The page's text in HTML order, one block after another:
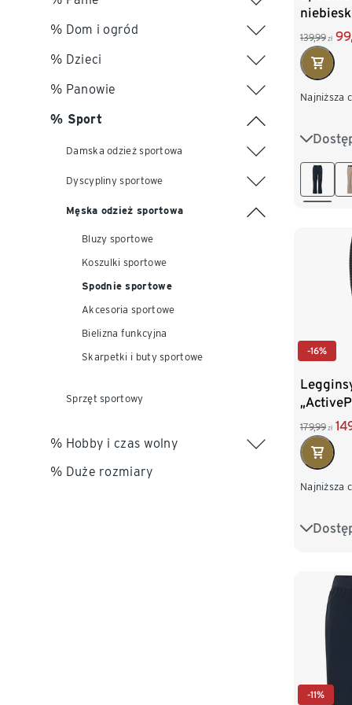
% Dom i ogród
% Dzieci
% Panowie
% Sport
Damska odzież sportowa
Dyscypliny sportowe
Męska odzież sportowa
Bluzy sportowe
Koszulki sportowe
Spodnie sportowe
Akcesoria sportowe
Bielizna funkcyjna
Skarpetki i buty sportowe
Sprzęt sportowy
% Hobby i czas wolny
% Duże rozmiary
139,99 zł
Najniższa
S 44/46
L 52/54
-16%
179,99 zł
Najniższa
S 44/46
XXL 60/
-11%